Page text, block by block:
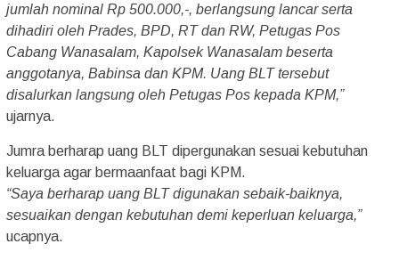
jumlah nominal Rp 500.000,-, berlangsung lancar serta
dihadiri oleh Prades, BPD, RT dan RW, Petugas Pos
Cabang Wanasalam, Kapolsek Wanasalam beserta
anggotanya, Babinsa dan KPM. Uang BLT tersebut
disalurkan langsung oleh Petugas Pos kepada KPM,”
ujarnya.
Jumra berharap uang BLT dipergunakan sesuai kebutuhan
keluarga agar bermaanfaat bagi KPM.
“Saya berharap uang BLT digunakan sebaik-baiknya,
sesuaikan dengan kebutuhan demi keperluan keluarga,”
ucapnya.